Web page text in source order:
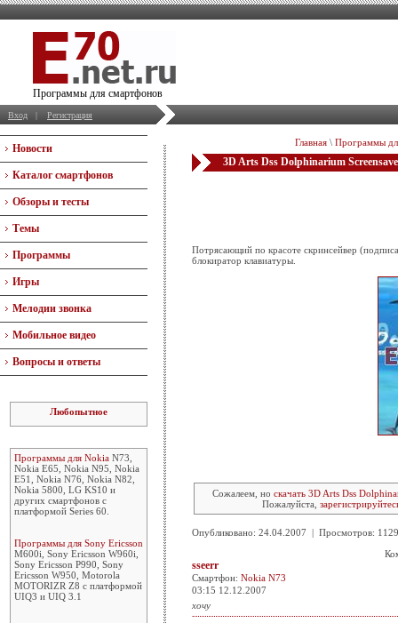
Программы для смартфонов
Вход | Регистрация
Новости
Каталог смартфонов
Обзоры и тесты
Темы
Программы
Игры
Мелодии звонка
Мобильное видео
Вопросы и ответы
Любопытное
Программы для Nokia N73,
Nokia E65, Nokia N95, Nokia
E51, Nokia N76, Nokia N82,
Nokia 5800, LG KS10 и
других смартфонов с
платформой Series 60.
Программы для Sony Ericsson
M600i, Sony Ericsson W960i,
Sony Ericsson P990, Sony
Ericsson W950, Motorola
MOTORIZR Z8 с платформой
UIQ3 и UIQ 3.1
Главная \ Программы
3D Arts Dss Dolphinarium
Потрясающий по красоте скринсейвер
блокиратор клавиатуры.
Сожалеем, но скачать 3D Arts Dss
Пожалуйста,
Опубликовано: 24.04.2007 | Просмотров:
sseerr
Смартфон: Nokia N73
03:15 12.12.2007
хочу